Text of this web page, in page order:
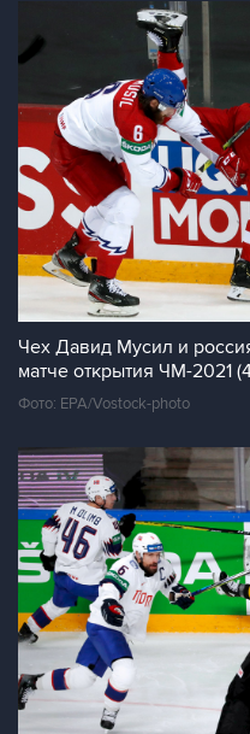
Чех Давид Мусил и
матче открытия ЧМ-2021
Фото: EPA/Vostock-photo